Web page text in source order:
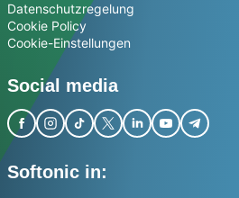
Datenschutzregelung
Cookie Policy
Cookie-Einstellungen
Social media
Softonic in: